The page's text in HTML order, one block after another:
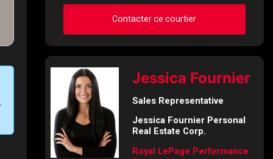
Téléphone
Contacter ce courtier
Demander des infos sur
cette inscription
Prénom
et
Nom
Courriel
Jessica Fournier
Sales Representative
Jessica Fournier Personal
Real Estate Corp.
Royal LePage Performance